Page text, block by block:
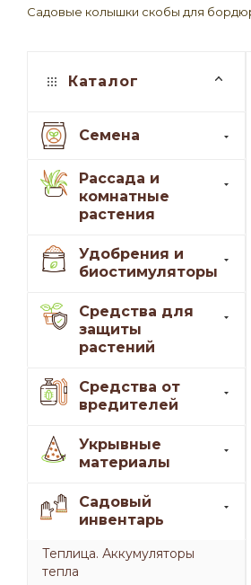
Садовые колышки скобы для
Каталог
Семена
Рассада и
комнатные
растения
Удобрения и
биостимуляторы
Средства для
защиты
растений
Средства от
вредителей
Укрывные
материалы
Садовый
инвентарь
Теплица. Аккумуляторы
тепла